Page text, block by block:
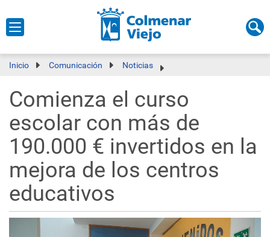
Inicio Comunicación Noticias
Comienza el curso
escolar con más de
190.000 € invertidos en la
mejora de los centros
educativos